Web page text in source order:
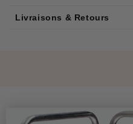
Livraisons & Retours